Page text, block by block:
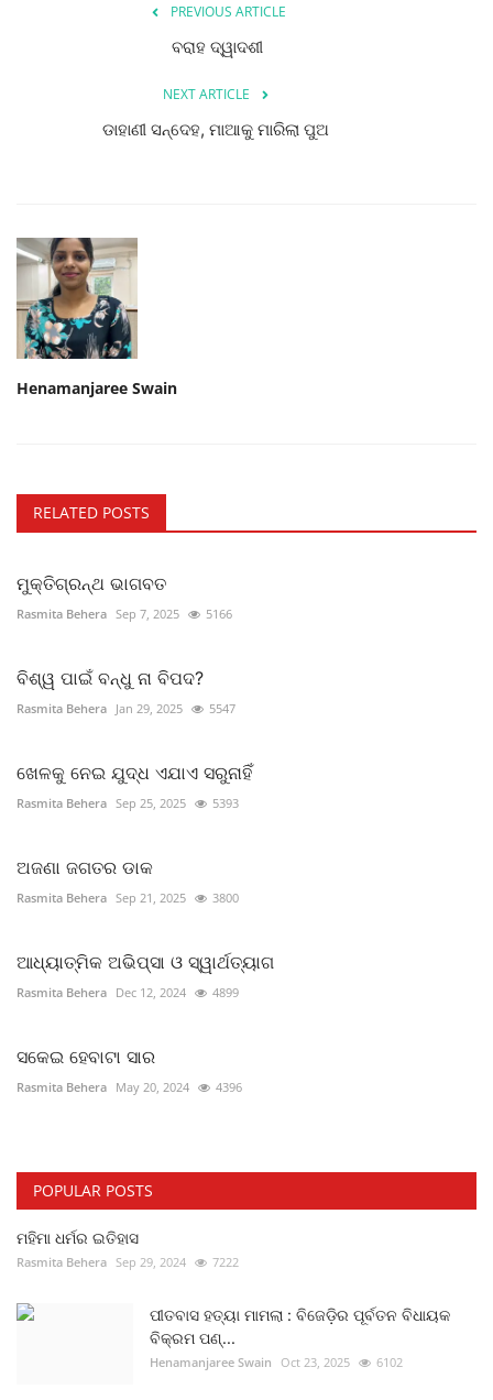
PREVIOUS ARTICLE
ବରାହ ଦ୍ୱାଦଶୀ
NEXT ARTICLE
ଡାହାଣୀ ସନ୍ଦେହ, ମାଆକୁ ମାରିଲା ପୁଅ
Henamanjaree Swain
RELATED POSTS
ମୁକ୍ତିଗ୍ରନ୍ଥ ଭାଗବତ
Rasmita Behera Sep 7, 2025 5166
ବିଶ୍ୱ ପାଇଁ ବନ୍ଧୁ ନା ବିପଦ?
Rasmita Behera Jan 29, 2025 5547
ଖେଳକୁ ନେଇ ଯୁଦ୍ଧ ଏଯାଏ ସରୁନାହିଁ
Rasmita Behera Sep 25, 2025 5393
ଅଜଣା ଜଗତର ଡାକ
Rasmita Behera Sep 21, 2025 3800
ଆଧ୍ୟାତ୍ମିକ ଅଭିପ୍ସା ଓ ସ୍ୱାର୍ଥତ୍ୟାଗ
Rasmita Behera Dec 12, 2024 4899
ସକେଇ ହେବାଟା ସାର
Rasmita Behera May 20, 2024 4396
POPULAR POSTS
ମହିମା ଧର୍ମର ଇତିହାସ
Rasmita Behera Sep 29, 2024 7222
ପୀତବାସ ହତ୍ୟା ମାମଲା : ବିଜେଡ଼ିର ପୂର୍ବତନ ବିଧାୟକ
ବିକ୍ରମ ପଣ୍...
Henamanjaree Swain Oct 23, 2025 6102